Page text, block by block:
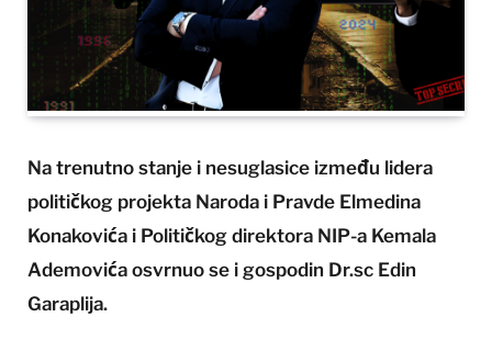
Na trenutno stanje i nesuglasice između lidera
političkog projekta Naroda i Pravde Elmedina
Konakovića i Političkog direktora NIP-a Kemala
Ademovića osvrnuo se i gospodin Dr.sc Edin
Garaplija.